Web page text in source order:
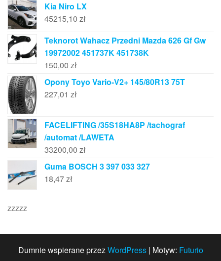
Kia Niro LX
45215,10 zł
Teknorot Wahacz Przedni Mazda 626 Gf Gw
19972002 451737K 451738K
150,00 zł
Opony Toyo Vario-V2+ 145/80R13 75T
227,01 zł
FACELIFTING /35S18HA8P /tachograf
/automat /LAWETA
33200,00 zł
Guma BOSCH 3 397 033 327
18,47zł
zzzzz
Dumnie wspierane przezWordPress | Motyw: Futurio